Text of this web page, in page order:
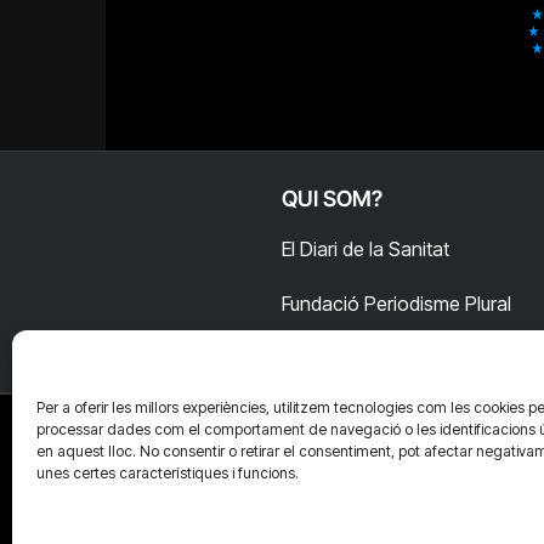
Per a oferir les millors experiències, utilitzem tecnologies com les cookies
processar dades com el comportament de navegació o les identificacions
en aquest lloc. No consentir o retirar el consentiment, pot afectar
unes certes característiques i funcions.
QUI SOM?
El Diari de la Sanitat
Fundació Periodisme Plural